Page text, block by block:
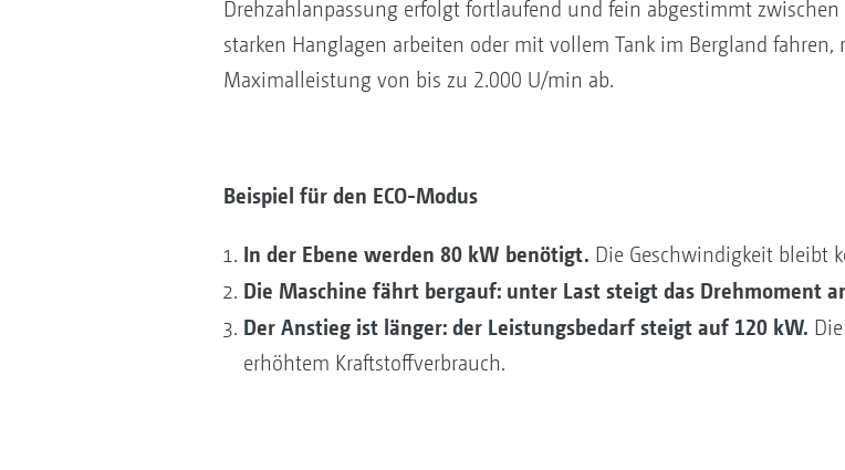
Drehzahlanpassung erfolgt fortlaufend und fein abgestimmt
starken Hanglagen arbeiten oder mit vollem Tank im Bergland fahren,
Maximalleistung von bis zu 2.000 U/min ab.
Beispiel für den ECO-Modus
In der Ebene werden 80 kW benötigt. Die Geschwindigkeit bleibt
Die Maschine fährt bergauf: unter Last steigt das Drehmoment
Der Anstieg ist länger: der Leistungsbedarf steigt auf 120 kW.
erhöhtem Kraftstoffverbrauch.